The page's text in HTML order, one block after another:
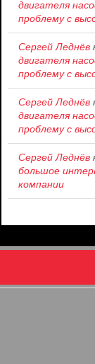
двигателя
проблему c
Сергей Леднёв
двигателя
проблему c
Сергей Леднёв
двигателя
проблему c
Сергей Леднёв
большое
компании